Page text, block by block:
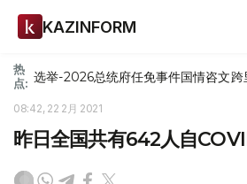
KAZINFORM
热
点: 选举-2026总统府任免事件国情咨文跨
08:42, 22 2月 2021
昨日全国共有642人自